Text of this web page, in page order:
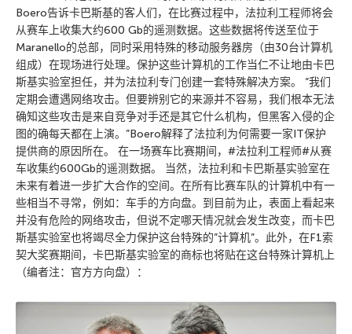
Boero告诉卡巴斯基的客人们，在比赛过程中，法拉利工程师将会
从赛车上收集大约600 Gb的遥测数据。这些数据将传送至位于
Maranello的总部，同时采用特殊的移动服务器房（由30台计算机
组成）在现场进行处理。保护这些计算机的工作当仁不让地由卡巴
斯基实验室担任，并为法拉利专门创建一套特殊解决方案。 “我们
定期会遭遇网络攻击。但要辨别它的来源并不容易，我们根本无法
确知这些攻击是来自竞争对手还是其它什么机构，但黑客入侵的企
图的确每天都在上演。”Boero解释了法拉利为何需要一家IT保护
提供商的原因所在。 在一场赛车比赛期间，#法拉利工程师#从赛
车收集约600Gb的遥测数据。 当然，法拉利和卡巴斯基实验室在
未来有着进一步扩大合作的空间。在所有比赛车队的计算机中有一
些相当不寻常，例如：车手的方向盘。到目前为止，表面上看起来
并没有危险的网络攻击，但说不定哪天情况就会发生改变，而卡巴
斯基实验室也将竭尽全力保护这台特殊的”计算机”。此外，在F1索
契大奖赛期间，卡巴斯基实验室的商标也将贴在这台特殊计算机上
（编者注：官方方向盘）：